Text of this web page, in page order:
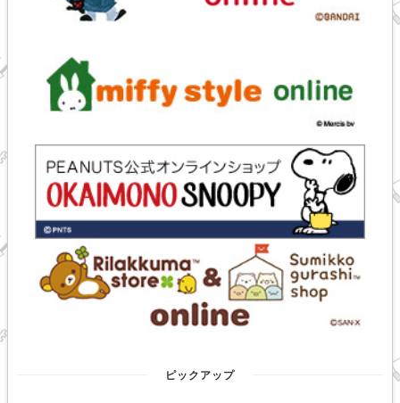
ピックアップ